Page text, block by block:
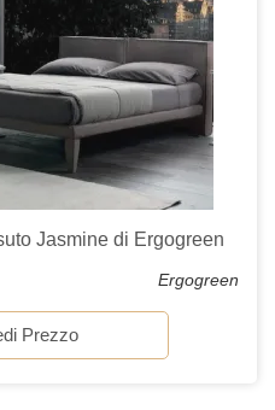
Jasmine di Ergogreen
Ergogreen
Prezzo